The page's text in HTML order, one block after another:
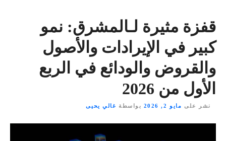
قفزة مثيرة لـالمشرق: نمو
كبير في الإيرادات والأصول
والقروض والودائع في الربع
الأول من 2026
نشر على مايو 2, 2026 بواسطة غالي يحيى